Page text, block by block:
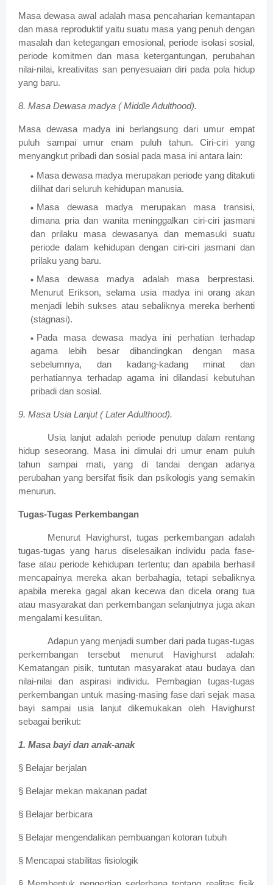
Masa dewasa awal adalah masa pencaharian kemantapan
dan masa reproduktif yaitu suatu masa yang penuh dengan
masalah dan ketegangan emosional, periode isolasi sosial,
periode komitmen dan masa ketergantungan, perubahan
nilai-nilai, kreativitas san penyesuaian diri pada pola hidup
yang baru.
8. Masa Dewasa madya ( Middle Adulthood).
Masa dewasa madya ini berlangsung dari umur empat
puluh sampai umur enam puluh tahun. Ciri-ciri yang
menyangkut pribadi dan sosial pada masa ini antara lain:
Masa dewasa madya merupakan periode yang ditakuti
dilihat dari seluruh kehidupan manusia.
Masa dewasa madya merupakan masa transisi,
dimana pria dan wanita meninggalkan ciri-ciri jasmani
dan prilaku masa dewasanya dan memasuki suatu
periode dalam kehidupan dengan ciri-ciri jasmani dan
prilaku yang baru.
Masa dewasa madya adalah masa berprestasi.
Menurut Erikson, selama usia madya ini orang akan
menjadi lebih sukses atau sebaliknya mereka berhenti
(stagnasi).
Pada masa dewasa madya ini perhatian terhadap
agama lebih besar dibandingkan dengan masa
sebelumnya, dan kadang-kadang minat dan
perhatiannya terhadap agama ini dilandasi kebutuhan
pribadi dan sosial.
9. Masa Usia Lanjut ( Later Adulthood).
Usia lanjut adalah periode penutup dalam rentang
hidup seseorang. Masa ini dimulai dri umur enam puluh
tahun sampai mati, yang di tandai dengan adanya
perubahan yang bersifat fisik dan psikologis yang semakin
menurun.
Tugas-Tugas Perkembangan
Menurut Havighurst, tugas perkembangan adalah
tugas-tugas yang harus diselesaikan individu pada fase-
fase atau periode kehidupan tertentu; dan apabila berhasil
mencapainya mereka akan berbahagia, tetapi sebaliknya
apabila mereka gagal akan kecewa dan dicela orang tua
atau masyarakat dan perkembangan selanjutnya juga akan
mengalami kesulitan.
Adapun yang menjadi sumber dari pada tugas-tugas
perkembangan tersebut menurut Havighurst adalah:
Kematangan pisik, tuntutan masyarakat atau budaya dan
nilai-nilai dan aspirasi individu. Pembagian tugas-tugas
perkembangan untuk masing-masing fase dari sejak masa
bayi sampai usia lanjut dikemukakan oleh Havighurst
sebagai berikut:
1. Masa bayi dan anak-anak
§ Belajar berjalan
§ Belajar mekan makanan padat
§ Belajar berbicara
§ Belajar mengendalikan pembuangan kotoran tubuh
§ Mencapai stabilitas fisiologik